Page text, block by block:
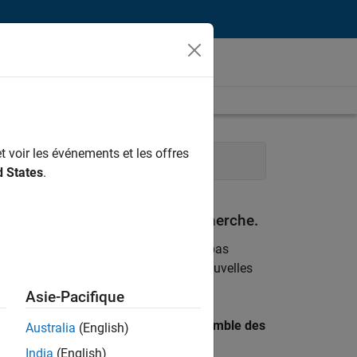
Finances et opérations
à vos critères de recherche.
. Si malgré tout vous ne trouvez pas
pour vous tenir au courant des nouvelles
par lieu pour trouver l’ensemble des
voir les événements et les offres
States.
Asie-Pacifique
Australia (English)
India (English)